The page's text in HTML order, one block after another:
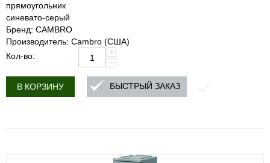
прямоугольник
синевато-серый
Бренд: CAMBRO
Производитель: Cambro (США)
Кол-во:
+
−
В КОРЗИНУ БЫСТРЫЙ ЗАКАЗ